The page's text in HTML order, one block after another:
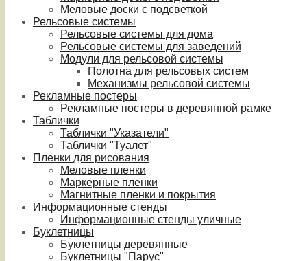
Меловые доски с подсветкой
Рельсовые системы
Рельсовые системы для дома
Рельсовые системы для заведений
Модули для рельсовой системы
Полотна для рельсовых систем
Механизмы рельсовой системы
Рекламные постеры
Рекламные постеры в деревянной рамке
Таблички
Таблички "Указатели"
Таблички "Туалет"
Пленки для рисования
Меловые пленки
Маркерные пленки
Магнитные пленки и покрытия
Информационные стенды
Информационные стенды уличные
Буклетницы
Буклетницы деревянные
Буклетницы "Парус"